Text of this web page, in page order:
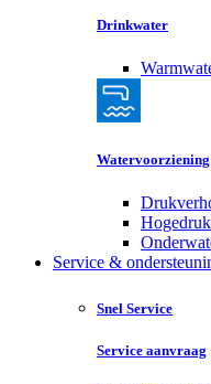
Drinkwater
Watervoorziening
Service &
Snel Service
Service aanvraag